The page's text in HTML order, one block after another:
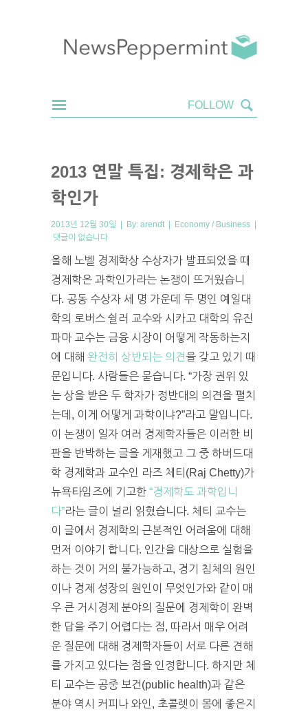
2013 연말 특집: 경제학은 과
학인가
2013년 12월 30일 | By: arendt | Economy / Business |
댓글이 없습니다
올해 노벨 경제학상 수상자가 발표되었을 때
경제학은 과학인가라는 논쟁이 뜨거웠습니
다. 공동 수상자 세 명 가운데 두 명인 예일대
학의 로버스 쉴러 교수와 시카고 대학의 유진
파마 교수는 금융 시장이 어떻게 작동하는지
에 대해 완전히 상반되는 의견을 갖고 있기 때
문입니다. 사람들은 묻습니다. “가장 권위 있
는 상을 받은 두 학자가 정반대의 의견을 펼치
는데, 이게 어떻게 과학이냐?”라고 말입니다.
이 논쟁이 일자 여러 경제학자들은 이러한 비
판을 반박하는 글을 게재했고 그 중 하버드대
학 경제학과 교수인 라즈 체티(Raj Chetty)가
뉴욕타임즈에 기고한 “경제학도 과학입니
다”라는 글이 널리 읽혔습니다. 체티 교수는
이 글에서 경제학의 근본적인 어려움에 대해
먼저 이야기 합니다. 인간을 대상으로 실험을
하는 것이 거의 불가능하고, 경기 침체의 원인
이나 경제 성장의 원인이 무엇인가와 같이 매
우 큰 거시경제 분야의 질문에 경제학이 완벽
한 답을 주기 어렵다는 점, 따라서 매우 어려
운 질문에 대해 경제학자들이 서로 다른 견해
를 가지고 있다는 점을 인정합니다. 하지만 체
티 교수는 공중 보건(public health)과 같은
분야 역시 커피나 와인, 초콜렛이 몸에 좋은지